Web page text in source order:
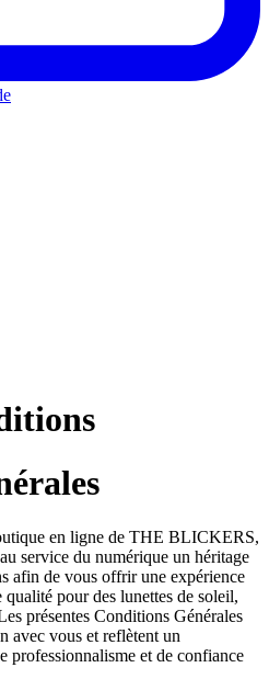
en ligne de THE BLICKERS,
service du numérique un héritage
afin de vous offrir une expérience
pour des lunettes de soleil,
présentes Conditions Générales
avec vous et reflètent un
professionnalisme et de confiance